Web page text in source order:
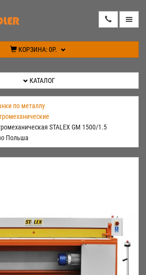
КОРЗИНА:0Р.
КАТАЛОГ
по металлу
STALEX GM 1500/1.5
Польша